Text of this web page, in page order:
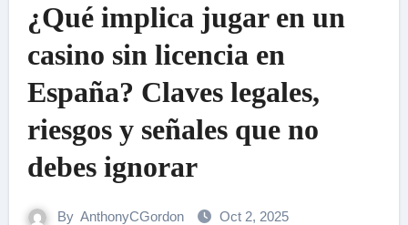
¿Qué implica jugar en un
casino sin licencia en
España? Claves legales,
riesgos y señales que no
debes ignorar
By AnthonyCGordon Oct 2, 2025